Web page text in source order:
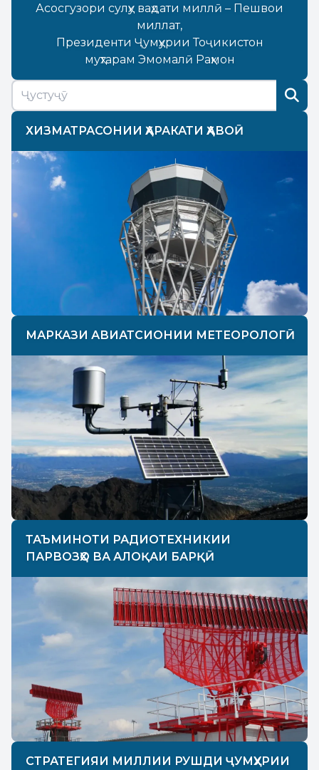
Асосгузори сулҳу ваҳдати миллӣ – Пешвои
миллат,
Президенти Ҷумҳурии Тоҷикистон
муҳтарам Эмомалӣ Раҳмон
ХИЗМАТРАСОНИИ ҲАРАКАТИ ҲАВОӢ
МАРКАЗИ АВИАТСИОНИИ МЕТЕОРОЛОГӢ
ТАЪМИНОТИ РАДИОТЕХНИКИИ
ПАРВОЗҲО ВА АЛОҚАИ БАРҚӢ
СТРАТЕГИЯИ МИЛЛИИ РУШДИ ҶУМҲУРИИ